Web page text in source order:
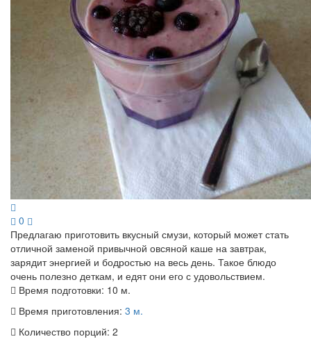
0
Предлагаю приготовить вкусный смузи, который может стать
отличной заменой привычной овсяной каше на завтрак,
зарядит энергией и бодростью на весь день. Такое блюдо
очень полезно деткам, и едят они его с удовольствием.
Время подготовки: 10 м.
Время приготовления: 3 м.
Количество порций: 2